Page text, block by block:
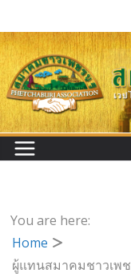
to
content
You are here:
Home
ผู้แทนสมาคมชาวเพช